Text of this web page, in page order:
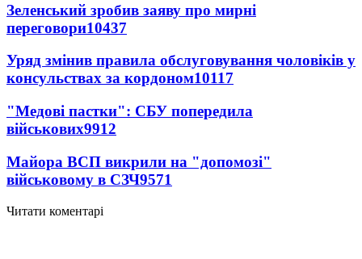
Зеленський зробив заяву про мирні
переговори10437
Уряд змінив правила обслуговування чоловіків у
консульствах за кордоном10117
"Медові пастки": СБУ попередила
військових9912
Майора ВСП викрили на "допомозі"
військовому в СЗЧ9571
Читати коментарі